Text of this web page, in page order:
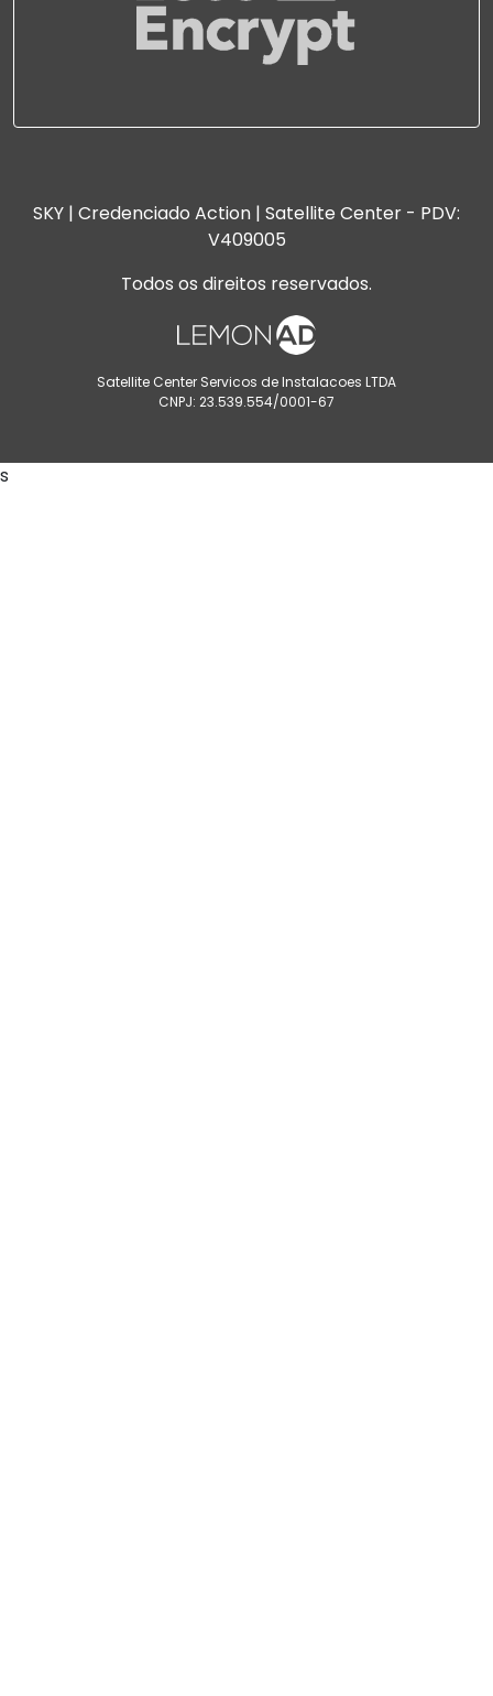
SKY | Credenciado Action | Satellite Center - PDV:
V409005
Todos os direitos reservados.
Satellite Center Servicos de Instalacoes LTDA
CNPJ: 23.539.554/0001-67
s